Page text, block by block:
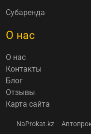
Субаренда
О нас
О нас
Контакты
Блог
Отзывы
Карта сайта
NaProkat.kz –